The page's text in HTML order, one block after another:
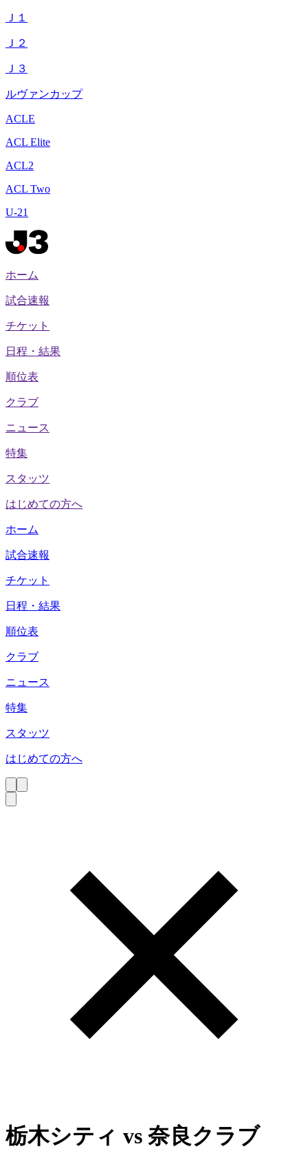
Ｊ１
Ｊ２
Ｊ３
ルヴァンカップ
ACLE
ACL Elite
ACL2
ACL Two
U-21
ホーム
試合速報
チケット
日程・結果
順位表
クラブ
ニュース
特集
スタッツ
はじめての方へ
ホーム
試合速報
チケット
日程・結果
順位表
クラブ
ニュース
特集
スタッツ
はじめての方へ
栃木シティ vs 奈良クラブ